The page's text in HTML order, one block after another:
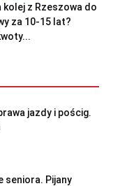
kolej z Rzeszowa do
za 10-15 lat?
jazdy i pościg.
seniora. Pijany